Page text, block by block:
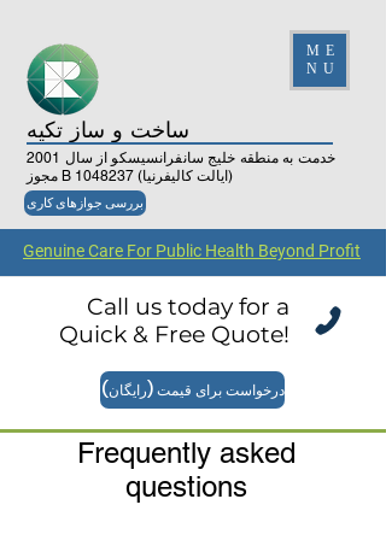
ME
NU
ساخت و ساز تکیه
خدمت به منطقه خلیج سانفرانسیسکو از سال 2001
مجوز B 1048237 (ایالت کالیفرنیا)
بررسی جوازهای کاری
Genuine Care For Public Health Beyond Profit
درخواست برای قیمت (رایگان)
Call us today for a
Quick & Free Quote!
Frequently asked
questions